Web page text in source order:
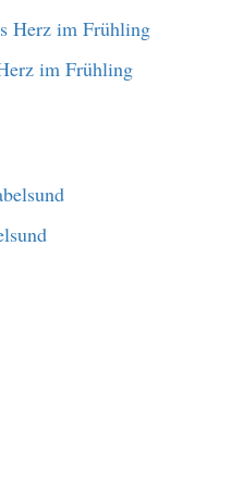
im Frühling